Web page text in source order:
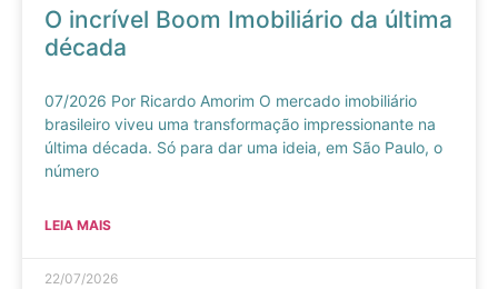
O incrível Boom Imobiliário da última
década
07/2026 Por Ricardo Amorim O mercado imobiliário
brasileiro viveu uma transformação impressionante na
última década. Só para dar uma ideia, em São Paulo, o
número
LEIA MAIS
22/07/2026